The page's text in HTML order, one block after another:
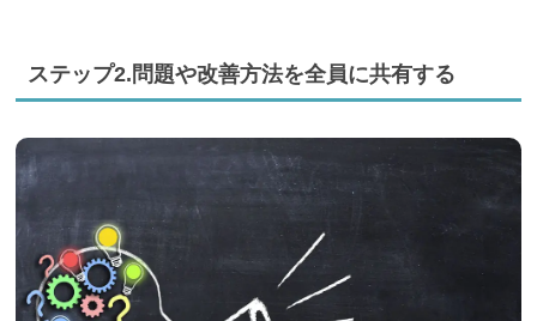
ステップ2.問題や改善方法を全員に共有する